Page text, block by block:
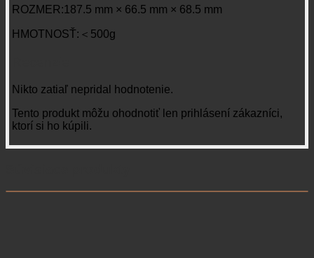
ROZMER:187.5 mm × 66.5 mm × 68.5 mm
HMOTNOSŤ:＜500g
Nikto zatiaľ nepridal hodnotenie.
Tento produkt môžu ohodnotiť len prihlásení zákazníci,
ktorí si ho kúpili.